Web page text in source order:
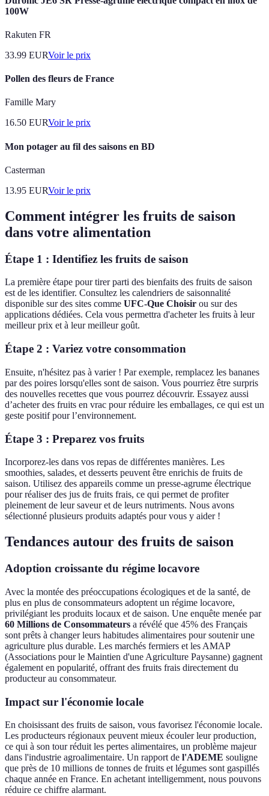
100W
Rakuten FR
33.99 EURVoir le prix
Pollen des fleurs de France
Famille Mary
16.50 EURVoir le prix
Mon potager au fil des saisons en BD
Casterman
13.95 EURVoir le prix
Comment intégrer les fruits de saison
dans votre alimentation
Étape 1 : Identifiez les fruits de saison
La première étape pour tirer parti des bienfaits des fruits de saison
est de les identifier. Consultez les calendriers de saisonnalité
disponible sur des sites comme UFC-Que Choisir ou sur des
applications dédiées. Cela vous permettra d'acheter les fruits à leur
meilleur prix et à leur meilleur goût.
Étape 2 : Variez votre consommation
Ensuite, n'hésitez pas à varier ! Par exemple, remplacez les bananes
par des poires lorsqu'elles sont de saison. Vous pourriez être surpris
des nouvelles recettes que vous pourrez découvrir. Essayez aussi
d’acheter des fruits en vrac pour réduire les emballages, ce qui est un
geste positif pour l’environnement.
Étape 3 : Preparez vos fruits
Incorporez-les dans vos repas de différentes manières. Les
smoothies, salades, et desserts peuvent être enrichis de fruits de
saison. Utilisez des appareils comme un presse-agrume électrique
pour réaliser des jus de fruits frais, ce qui permet de profiter
pleinement de leur saveur et de leurs nutriments. Nous avons
sélectionné plusieurs produits adaptés pour vous y aider !
Tendances autour des fruits de saison
Adoption croissante du régime locavore
Avec la montée des préoccupations écologiques et de la santé, de
plus en plus de consommateurs adoptent un régime locavore,
privilégiant les produits locaux et de saison. Une enquête menée par
60 Millions de Consommateurs a révélé que 45% des Français
sont prêts à changer leurs habitudes alimentaires pour soutenir une
agriculture plus durable. Les marchés fermiers et les AMAP
(Associations pour le Maintien d'une Agriculture Paysanne) gagnent
également en popularité, offrant des fruits frais directement du
producteur au consommateur.
Impact sur l'économie locale
En choisissant des fruits de saison, vous favorisez l'économie locale.
Les producteurs régionaux peuvent mieux écouler leur production,
ce qui à son tour réduit les pertes alimentaires, un problème majeur
dans l'industrie agroalimentaire. Un rapport de l'ADEME souligne
que près de 10 millions de tonnes de fruits et légumes sont gaspillés
chaque année en France. En achetant intelligemment, nous pouvons
réduire ce chiffre alarmant.